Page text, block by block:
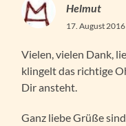
Helmut
17. August
Vielen, vielen Dank,
klingelt das richtige
Dir ansteht.
Ganz liebe Grüße